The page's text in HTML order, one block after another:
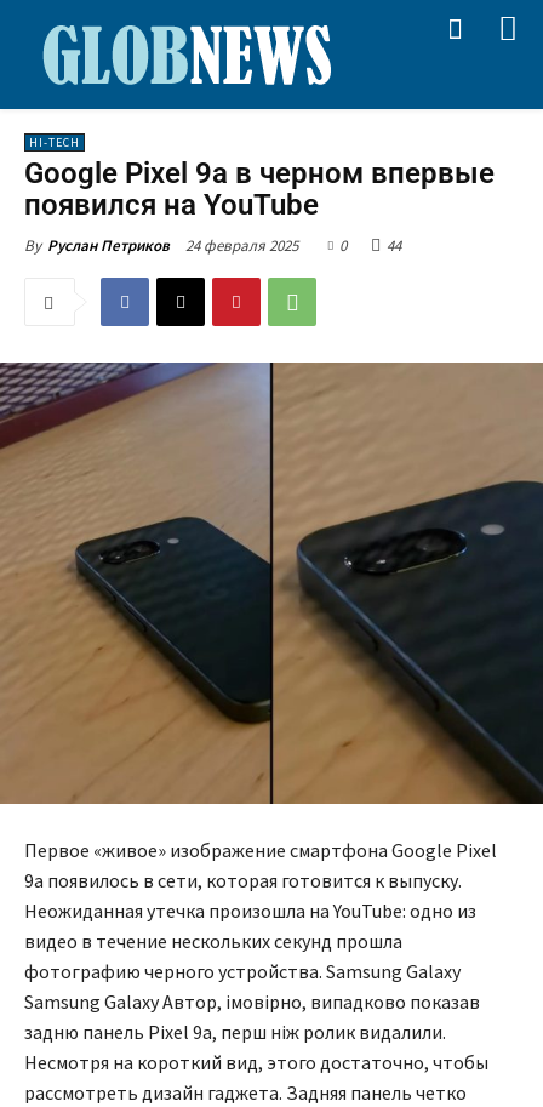
HI-TECH
Google Pixel 9a в черном впервые
появился на YouTube
By Руслан Петриков 24 февраля 2025 0 44
Первое «живое» изображение смартфона Google Pixel
9a появилось в сети, которая готовится к выпуску.
Неожиданная утечка произошла на YouTube: одно из
видео в течение нескольких секунд прошла
фотографию черного устройства. Samsung Galaxy
Samsung Galaxy Автор, імовірно, випадково показав
задню панель Pixel 9a, перш ніж ролик видалили.
Несмотря на короткий вид, этого достаточно, чтобы
рассмотреть дизайн гаджета. Задняя панель четко